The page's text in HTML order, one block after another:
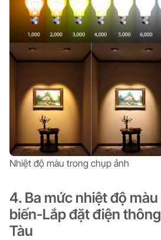
Nhiệt độ màu trong chụp ảnh
4. Ba mức nhiệt độ
biến-Lắp đặt điện
Tàu